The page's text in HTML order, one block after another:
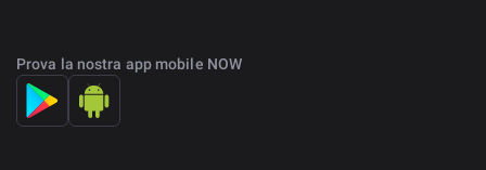
Prova la nostra app mobile NOW